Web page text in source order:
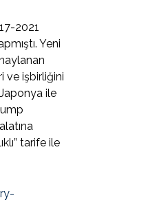
2021
Yeni
ve işbirliğini
ile
tarife ile